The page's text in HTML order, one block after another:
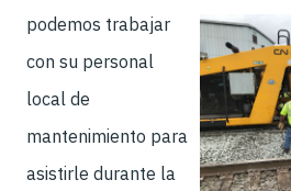
podemos trabajar
con su personal
local de
mantenimiento para
asistirle durante la